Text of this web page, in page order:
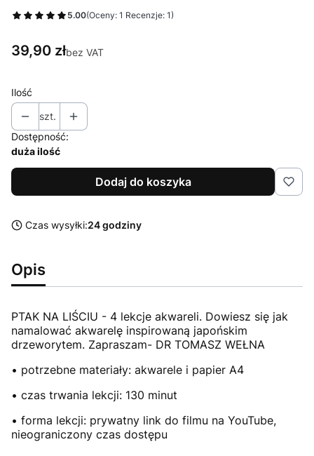
5.00(Oceny: 1 Recenzje: 1)
Cena
39,90 złbez VAT
Ilość
szt.
Dostępność:
duża ilość
Dodaj do koszyka
Czas wysyłki:24 godziny
Opis
PTAK NA LIŚCIU - 4 lekcje akwareli. Dowiesz się jak
namalować akwarelę inspirowaną japońskim
drzeworytem. Zapraszam- DR TOMASZ WEŁNA
• potrzebne materiały: akwarele i papier A4
• czas trwania lekcji: 130 minut
• forma lekcji: prywatny link do filmu na YouTube,
nieograniczony czas dostępu